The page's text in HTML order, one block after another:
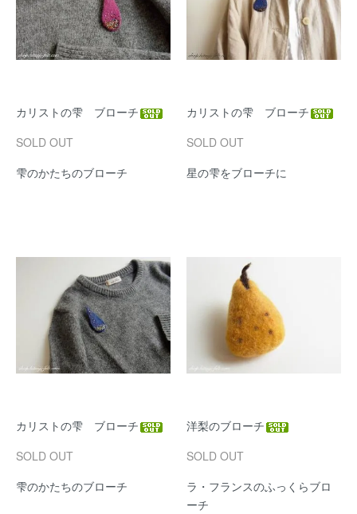
カリストの雫 ブローチ
SOLD OUT
雫のかたちのブローチ
カリストの雫 ブローチ
SOLD OUT
星の雫をブローチに
カリストの雫 ブローチ
SOLD OUT
雫のかたちのブローチ
洋梨のブローチ
SOLD OUT
ラ・フランスのふっくらブロ
ーチ